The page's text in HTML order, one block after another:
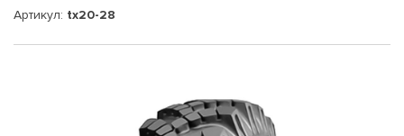
Артикул: tx20-28